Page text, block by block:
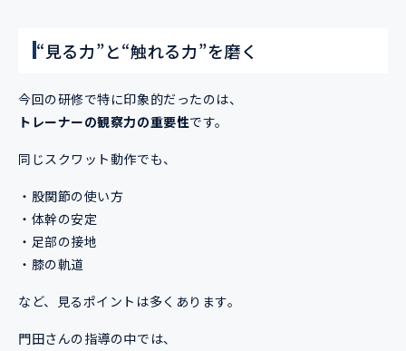
“見る力”と“触れる力”を磨く
今回の研修で特に印象的だったのは、
トレーナーの観察力の重要性です。
同じスクワット動作でも、
・股関節の使い方
・体幹の安定
・足部の接地
・膝の軌道
など、見るポイントは多くあります。
門田さんの指導の中では、